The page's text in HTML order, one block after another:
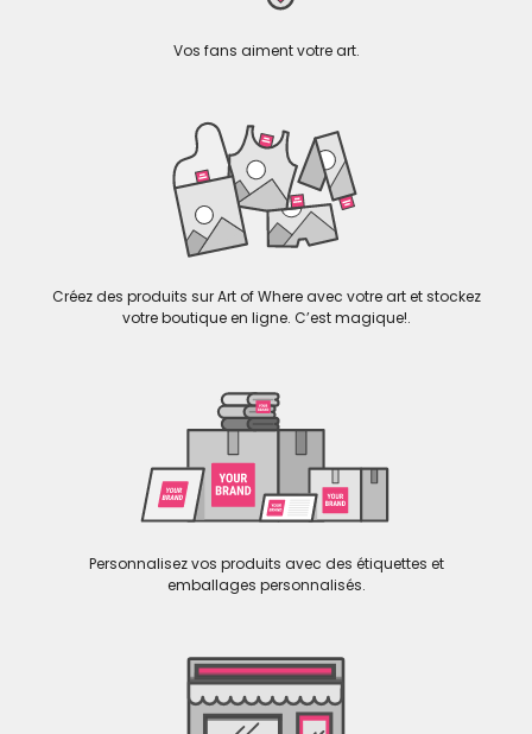
Vos fans aiment votre art.
Créez des produits sur Art of Where avec votre art et stockez
votre boutique en ligne. C’est magique!.
Personnalisez vos produits avec des étiquettes et
emballages personnalisés.